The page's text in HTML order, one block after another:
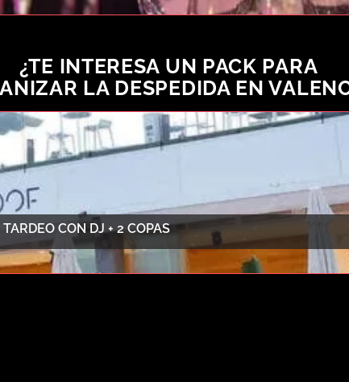
¿TE INTERESA UN PACK PARA
LA DESPEDIDA EN
CON DJ + 2 COPAS